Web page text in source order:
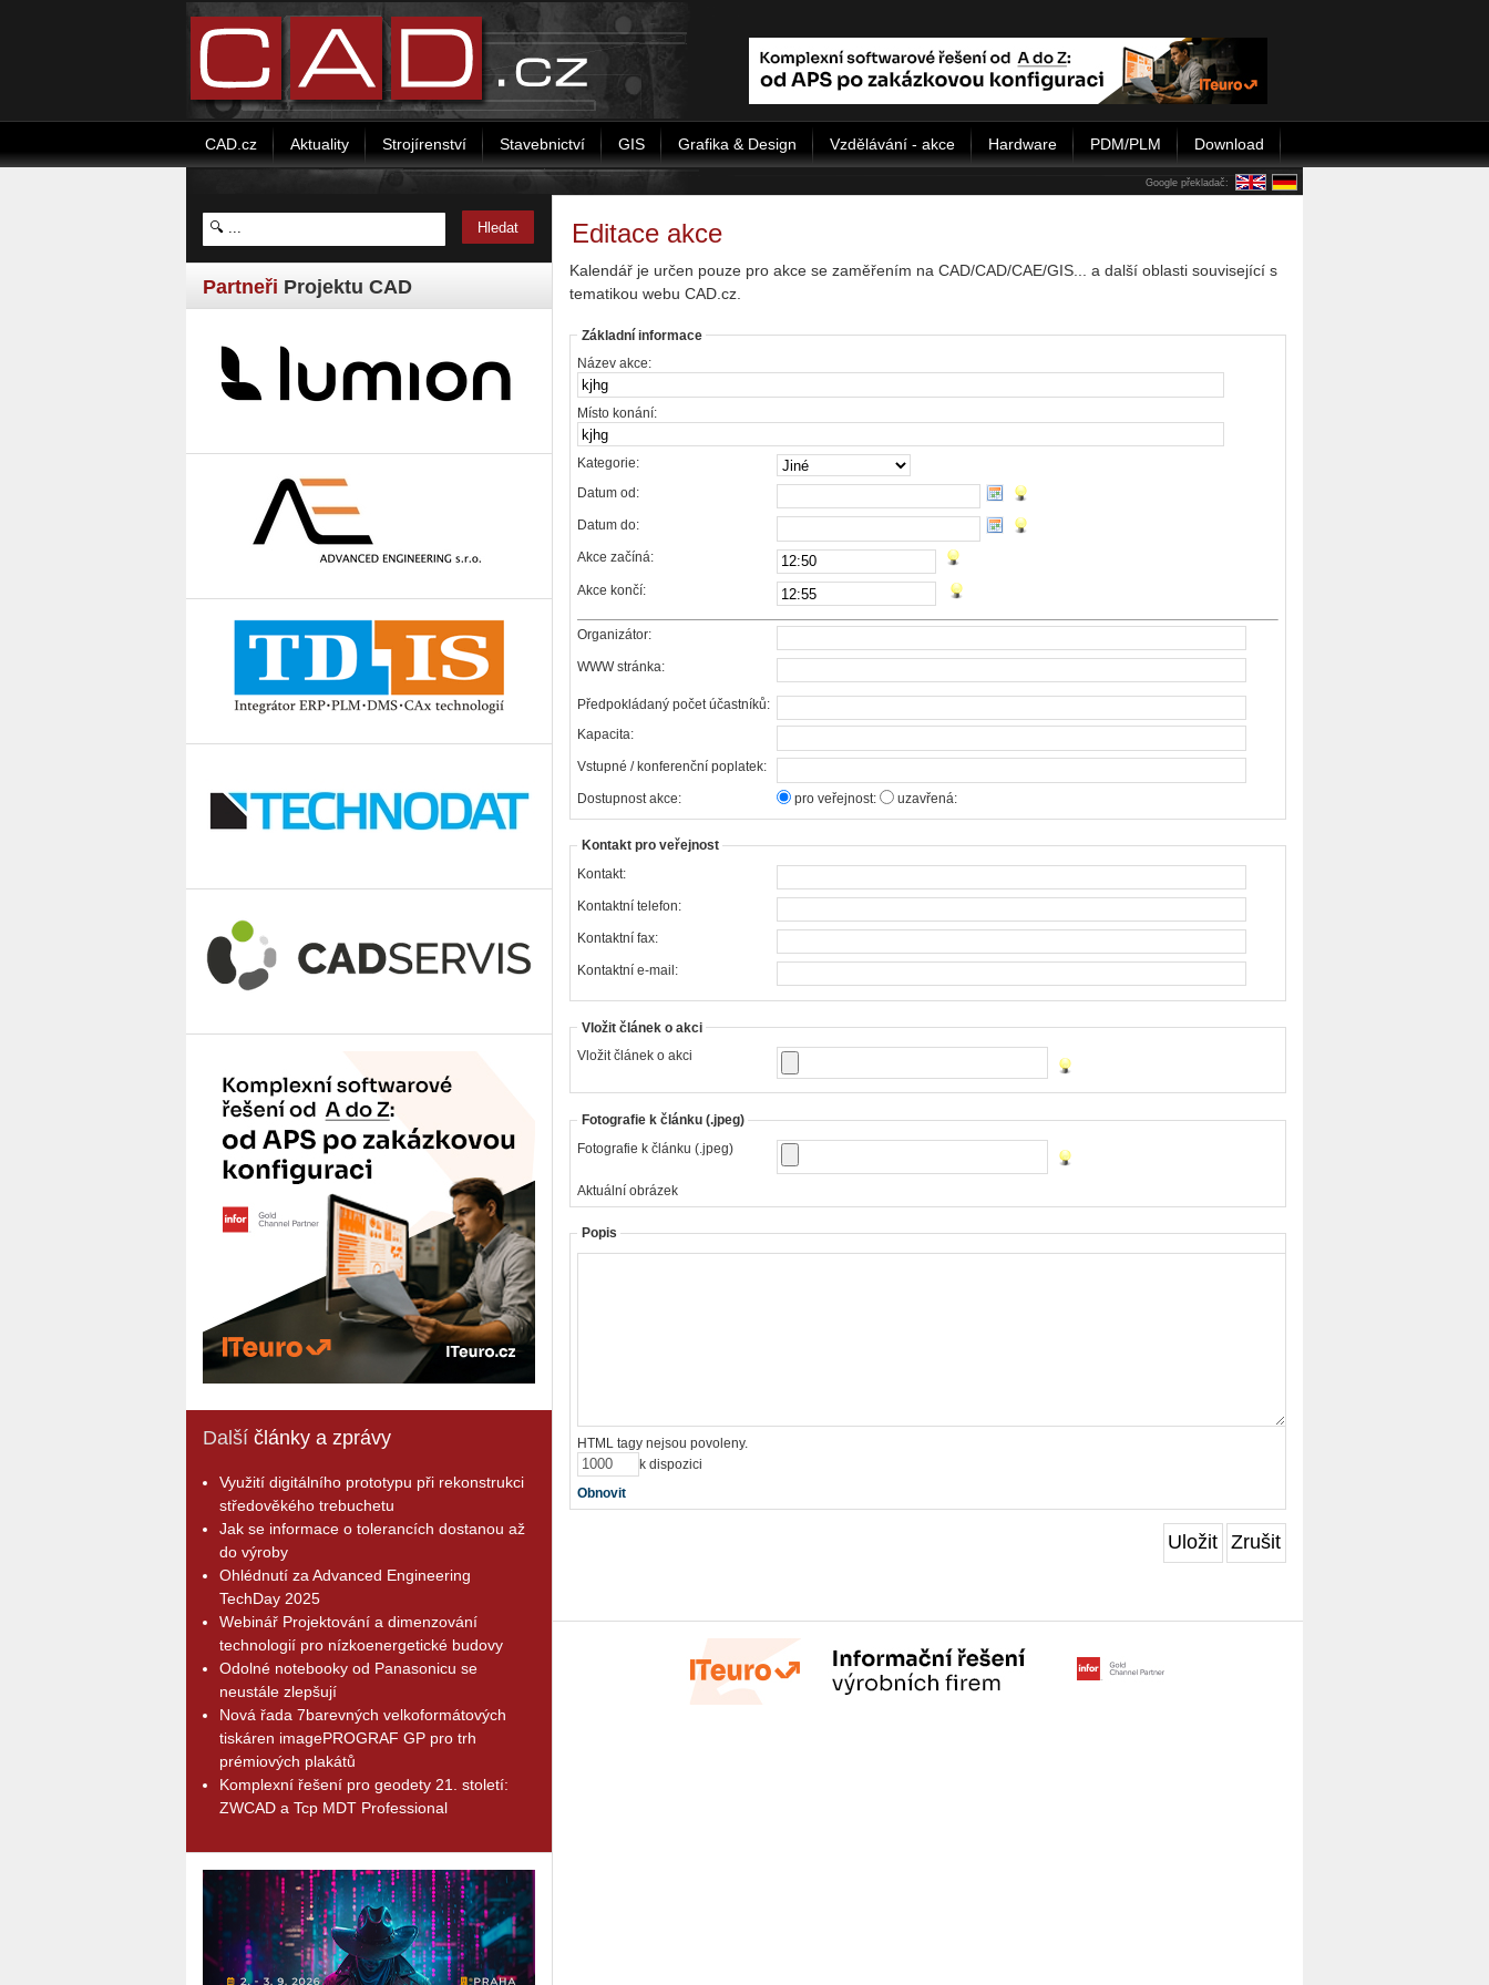
CAD.cz Aktuality Strojírenství Stavebnictví GIS Grafika & Design Vzdělávání - akce Hardware PDM/PLM Download
Google překladač:
Partneři Projektu CAD
Další články a zprávy
Využití digitálního prototypu při rekonstrukci
středověkého trebuchetu
Jak se informace o tolerancích dostanou až
do výroby
Ohlédnutí za Advanced Engineering
TechDay 2025
Webinář Projektování a dimenzování
technologií pro nízkoenergetické budovy
Odolné notebooky od Panasonicu se
neustále zlepšují
Nová řada 7barevných velkoformátových
tiskáren imagePROGRAF GP pro trh
prémiových plakátů
Komplexní řešení pro geodety 21. století:
ZWCAD a Tcp MDT Professional
Editace akce
Kalendář je určen pouze pro akce se zaměřením na CAD/CAD/CAE/GIS... a další oblasti související s
tematikou webu CAD.cz.
Základní informace
Název akce:
Místo konání:
Kategorie:
Datum od:
Datum do:
Akce začíná:
Akce končí:
Organizátor:
WWW stránka:
Předpokládaný počet účastníků:
Kapacita:
Vstupné / konferenční poplatek:
Dostupnost akce: pro veřejnost: uzavřená:
Kontakt pro veřejnost
Kontakt:
Kontaktní telefon:
Kontaktní fax:
Kontaktní e-mail:
Vložit článek o akci
Vložit článek o akci
Fotografie k článku (.jpeg)
Fotografie k článku (.jpeg)
Aktuální obrázek
Popis
HTML tagy nejsou povoleny.
k dispozici
Obnovit
Uložit Zrušit